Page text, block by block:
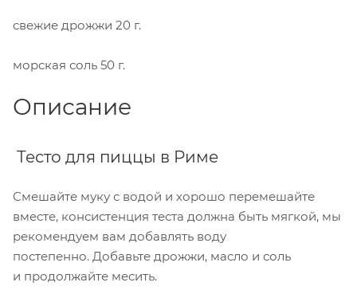
Описание
Тесто для пиццы в Риме
Смешайте муку с водой и хорошо перемешайте
вместе, консистенция теста должна быть мягкой, мы
рекомендуем вам добавлять воду
постепенно. Добавьте дрожжи, масло и соль
и продолжайте месить.
свежие дрожжи 20 г.
морская соль 50 г.